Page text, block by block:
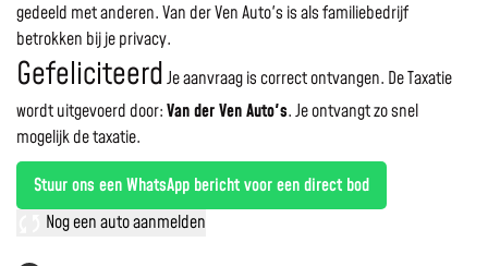
gedeeld met anderen. Van der Ven Auto's is als familiebedrijf
betrokken bij je privacy.
GefeliciteerdJe aanvraag is correct ontvangen. De Taxatie
wordt uitgevoerd door:Van der Ven Auto's.Je ontvangt zo snel
mogelijk de taxatie.
Stuur ons een WhatsApp bericht voor een direct bod
Nog een auto aanmelden